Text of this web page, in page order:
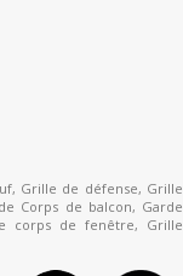
, Grille de défense, Grille
Corps de balcon, Garde
corps de fenêtre, Grille